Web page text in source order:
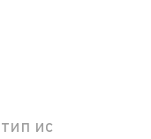
тип ис